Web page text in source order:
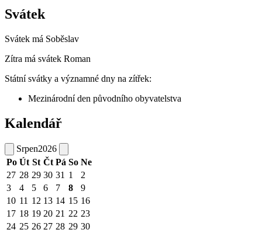
Svátek
Svátek má Soběslav
Zítra má svátek Roman
Státní svátky a významné dny na zítřek:
Mezinárodní den původního obyvatelstva
Kalendář
Srpen2026
Po Út St Čt Pá So Ne
27 28 29 30 31 1
2
3
4 5 6 7 8
9
10 11 12 13 14 15 16
17 18 19 20 21 22 23
24 25 26 27 28 29 30